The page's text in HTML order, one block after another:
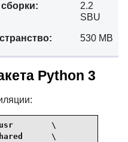
2.2
SBU
530 MB
Python 3
usr        \
\